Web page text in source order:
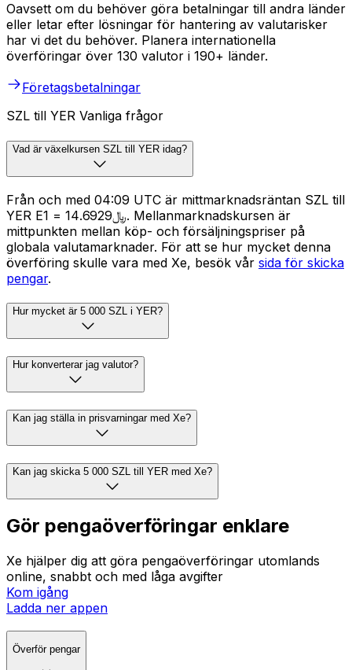
Oavsett om du behöver göra betalningar till andra länder
eller letar efter lösningar för hantering av valutarisker
har vi det du behöver. Planera internationella
överföringar över 130 valutor i 190+ länder.
Företagsbetalningar
SZL till YER Vanliga frågor
Vad är växelkursen SZL till YER idag?
Från och med 04:09 UTC är mittmarknadsräntan SZL till
YER E1 = ﷼14.6929. Mellanmarknadskursen är
mittpunkten mellan köp- och försäljningspriser på
globala valutamarknader. För att se hur mycket denna
överföring skulle vara med Xe, besök vår sida för skicka
pengar.
Hur mycket är 5 000 SZL i YER?
Hur konverterar jag valutor?
Kan jag ställa in prisvarningar med Xe?
Kan jag skicka 5 000 SZL till YER med Xe?
Gör pengaöverföringar enklare
Xe hjälper dig att göra pengaöverföringar utomlands
online, snabbt och med låga avgifter
Kom igång
Ladda ner appen
Överför pengar